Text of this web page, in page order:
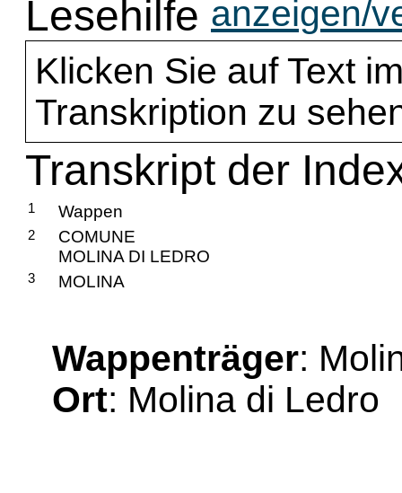
Lesehilfe anzeigen/
Klicken Sie auf Text
Transkription zu
Transkript der
1 Wappen
2
COMUNE
MOLINA DI LEDRO
3 MOLINA
Wappenträger:
Ort: Molina di Ledro